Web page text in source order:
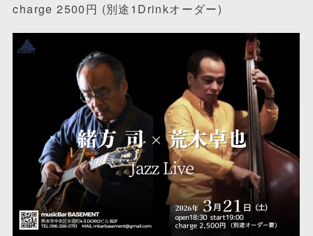
charge 2500円 (別途1Drinkオーダー)